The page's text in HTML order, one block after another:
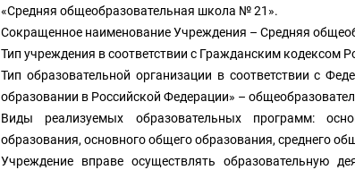
«Средняя общеобразовательная школа № 21».
Сокращенное наименование Учреждения – Средняя
Тип учреждения в соответствии с Гражданским кодексом
Тип образовательной организации в соответствии с
образовании в Российской Федерации» –
Виды реализуемых образовательных программ:
образования, основного общего образования, среднего
Учреждение вправе осуществлять образовательную